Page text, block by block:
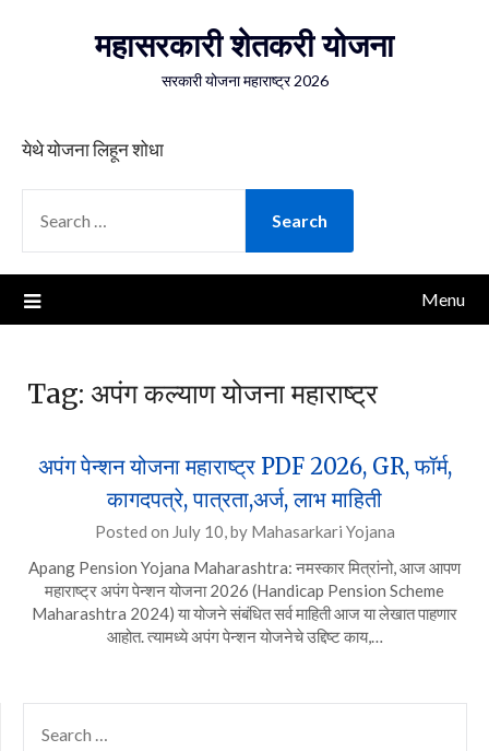
महासरकारी शेतकरी योजना
सरकारी योजना महाराष्ट्र 2026
येथे योजना लिहून शोधा
FOR:
Menu
Tag: अपंग कल्याण योजना महाराष्ट्र
अपंग पेन्शन योजना महाराष्ट्र PDF 2026, GR, फॉर्म,
कागदपत्रे, पात्रता,अर्ज, लाभ माहिती
Posted on July 10,by Mahasarkari Yojana
Apang Pension Yojana Maharashtra: नमस्कार मित्रांनो, आज आपण
महाराष्ट्र अपंग पेन्शन योजना 2026 (Handicap Pension Scheme
Maharashtra 2024) या योजने संबंधित सर्व माहिती आज या लेखात पाहणार
आहोत. त्यामध्ये अपंग पेन्शन योजनेचे उद्दिष्ट काय,…
FOR: